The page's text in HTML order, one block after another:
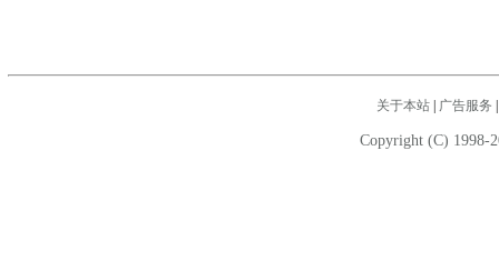
关于本站| 广告服务
Copyright (C) 1998-